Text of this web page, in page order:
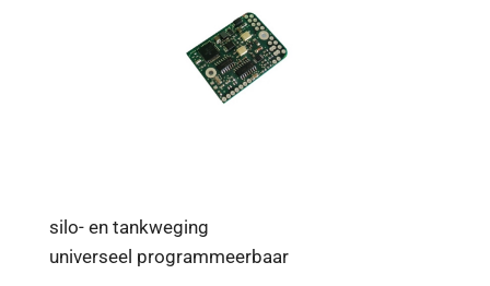
silo- en tankweging
universeel programmeerbaar